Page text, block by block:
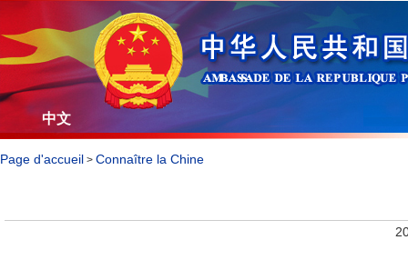
中文
Page d'accueil > Connaître la Chine